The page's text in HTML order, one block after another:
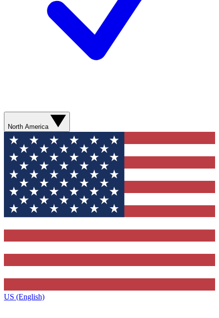
North America
US (English)